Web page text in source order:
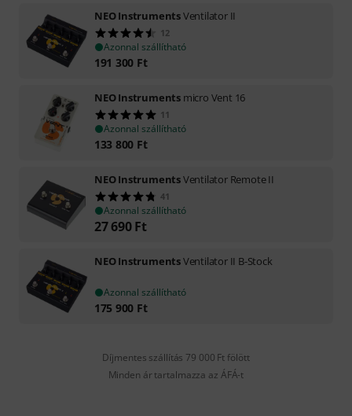
NEO InstrumentsVentilator II
12
Azonnal szállítható
191 300 Ft
NEO Instruments micro Vent 16
11
Azonnal szállítható
133 800 Ft
NEO InstrumentsVentilator Remote II
41
Azonnal szállítható
27 690 Ft
NEO InstrumentsVentilator II B-Stock
Azonnal szállítható
175 900 Ft
Díjmentes szállítás 79 000 Ft fölött
Minden ár tartalmazza az ÁFÁ-t